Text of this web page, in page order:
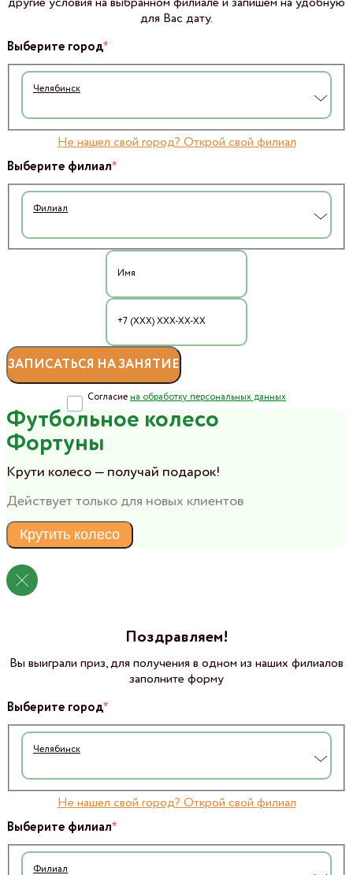
другие условия на выбранном филиале и запишем на удобную
для Вас дату.
Выберите город*
Челябинск
Не нашел свой город? Открой свой филиал
Выберите филиал*
Филиал
Согласие на обработку персональных данных
Футбольное колесо
Фортуны
Крути колесо — получай подарок!
Действует только для новых клиентов
Крутить колесо
Поздравляем!
Вы выиграли приз, для получения в одном из наших филиалов
заполните форму
Выберите город*
Челябинск
Не нашел свой город? Открой свой филиал
Выберите филиал*
Филиал